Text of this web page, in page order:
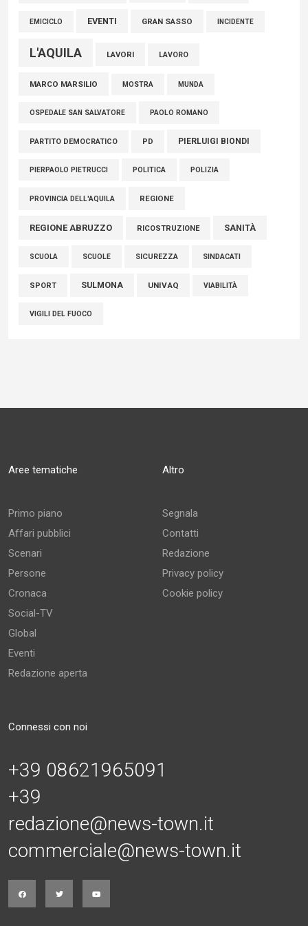
EMICICLO EVENTI GRAN SASSO INCIDENTE
L'AQUILA LAVORI LAVORO
MARCO MARSILIO MOSTRA MUNDA
OSPEDALE SAN SALVATORE PAOLO ROMANO
PARTITO DEMOCRATICO PD PIERLUIGI BIONDI
PIERPAOLO PIETRUCCI POLITICA POLIZIA
PROVINCIA DELL'AQUILA REGIONE
REGIONE ABRUZZO RICOSTRUZIONE SANITÀ
SCUOLA SCUOLE SICUREZZA SINDACATI
SPORT SULMONA UNIVAQ VIABILITÀ
VIGILI DEL FUOCO
Aree tematiche
Primo piano
Affari pubblici
Scenari
Persone
Cronaca
Social-TV
Global
Eventi
Redazione aperta
Altro
Segnala
Contatti
Redazione
Privacy policy
Cookie policy
Connessi con noi
+39 08621965091
+39
redazione@news-town.it
commerciale@news-town.it